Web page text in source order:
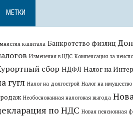
МЕТКИ
капитала Банкротство физлиц
Изменения в НДС Компенсация за
сбор НДФЛ Налог на
гугл Налог на долгострой Налог на
Необоснованная налоговая выгода
по НДС Новая пенсионная